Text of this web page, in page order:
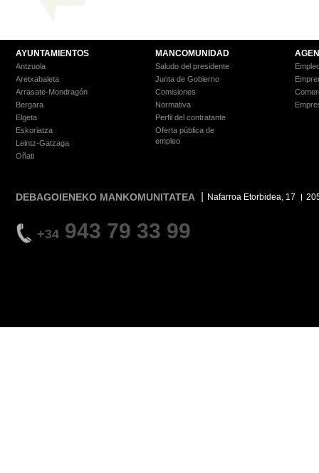
AYUNTAMIENTOS
Antzuola
Aretxabaleta
Arrasate-Mondragón
Bergara
Elgeta
Eskoriatza
Leintz-Gatzaga
Oñati
MANCOMUNIDAD
Saludo del presidente
Junta de Gobierno
Comisiones
Normativa
Perfil del contratante
Oferta pública de
empleo
DEBAGOIENEKO MANKOMUNITATEA Nafarroa Etorbidea, 17
+34 943 79 33 99